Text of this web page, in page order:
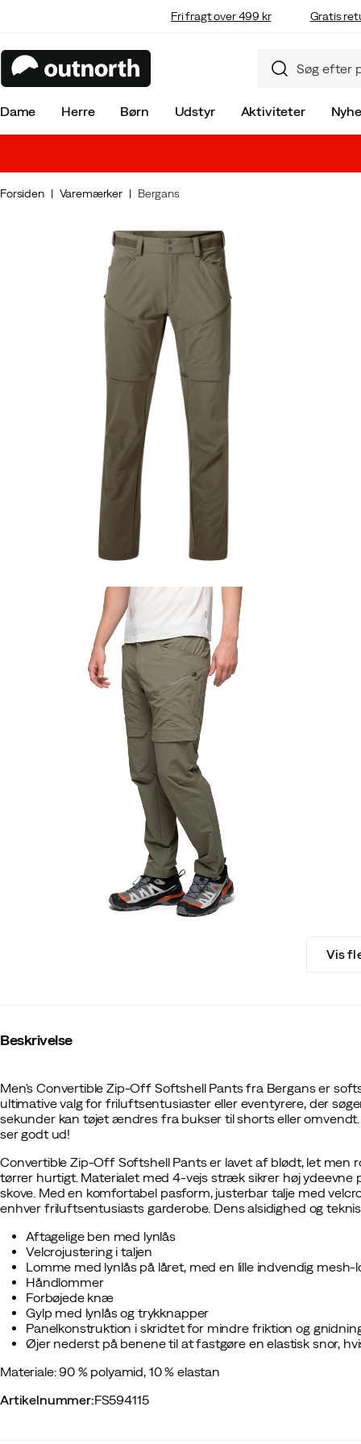
Fri fragt over 499 kr Gratis
Dame Herre Børn Udstyr Aktiviteter
Forsiden Varemærker Bergans
Vis
Beskrivelse
Men's Convertible Zip-Off Softshell Pants fra Bergans er
ultimative valg for friluftsentusiaster eller eventyrere, der
sekunder kan tøjet ændres fra bukser til shorts eller
ser godt ud!
Convertible Zip-Off Softshell Pants er lavet af blødt, let men
tørrer hurtigt. Materialet med 4-vejs stræk sikrer høj ydeevne
skove. Med en komfortabel pasform, justerbar talje med
enhver friluftsentusiasts garderobe. Dens alsidighed og
Aftagelige ben med lynlås
Velcrojustering i taljen
Lomme med lynlås på låret, med en lille indvendig mesh-
Håndlommer
Forbøjede knæ
Gylp med lynlås og trykknapper
Panelkonstruktion i skridtet for mindre friktion og
Øjer nederst på benene til at fastgøre en elastisk snor,
Materiale: 90 % polyamid, 10 % elastan
Artikelnummer:FS594115